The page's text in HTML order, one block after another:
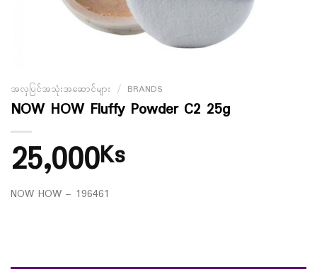
အလှပြင်အသုံးအဆောင်များ / BRANDS
NOW HOW Fluffy Powder C2 25g
25,000Ks
NOW HOW – 196461